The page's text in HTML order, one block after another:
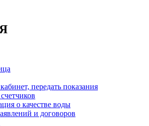
передать показания
о качестве воды
и договоров